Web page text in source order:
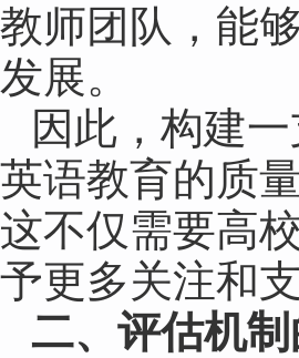
教师团队，能
发展。
因此，构建
英语教育的质
这不仅需要高
予更多关注和
二、评估机